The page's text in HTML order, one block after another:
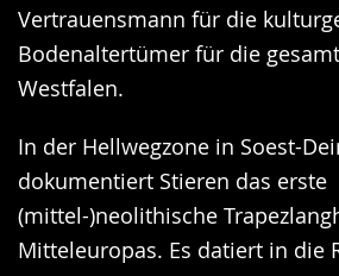
Vertrauensmann für die
Bodenaltertümer für die
Westfalen.
In der Hellwegzone in Soest-
dokumentiert Stieren das erste
(mittel-)neolithische
Mitteleuropas. Es datiert in die